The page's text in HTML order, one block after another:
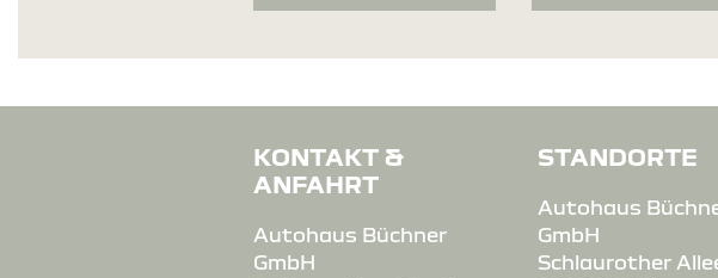
KONTAKT &
ANFAHRT
Autohaus Büchner
GmbH
STANDORTE
Autohaus
GmbH
Schlaurother